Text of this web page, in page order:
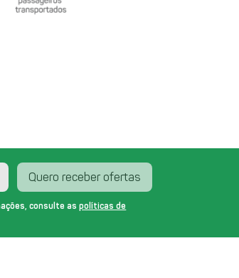
Quero receber ofertas
consulte aspolíticas de